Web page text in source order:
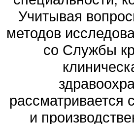
Учитывая
методов
со Службы
рассматривается
и